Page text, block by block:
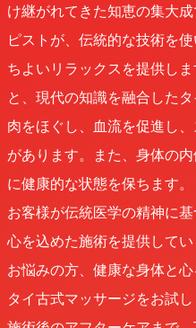
け継がれてきた知恵の集大
ピストが、伝統的な技術を
ちよいリラックスを提供し
と、現代の知識を融合した
肉をほぐし、血流を促進し
があります。また、身体の
に健康的な状態を保ちます。
お客様が伝統医学の精神に
心を込めた施術を提供して
お悩みの方、健康な身体と
タイ古式マッサージをお試